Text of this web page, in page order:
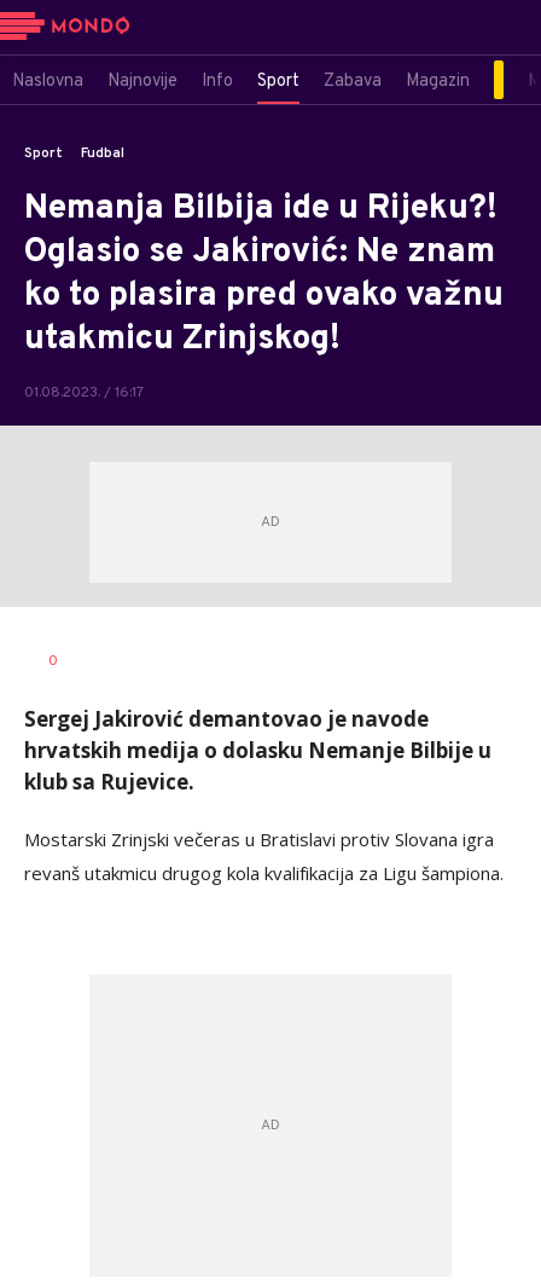
Naslovna Najnovije Info Sport Zabava Magazin
Sport Fudbal
Nemanja Bilbija ide u Rijeku?!
Oglasio se Jakirović: Ne znam
ko to plasira pred ovako važnu
utakmicu Zrinjskog!
01.08.2023. / 16:17
AUTOR
0
Sergej Jakirović demantovao je navode
hrvatskih medija o dolasku Nemanje Bilbije u
klub sa Rujevice.
Mostarski Zrinjski večeras u Bratislavi protiv Slovana igra
revanš utakmicu drugog kola kvalifikacija za Ligu šampiona.